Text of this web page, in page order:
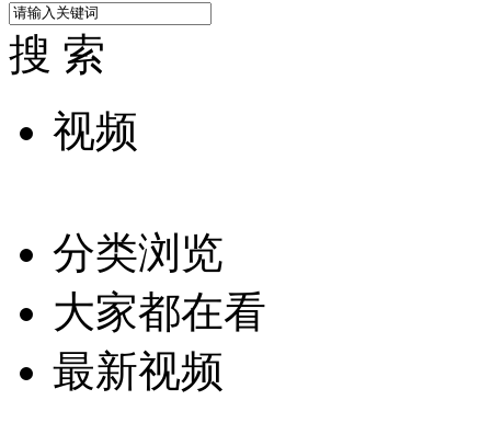
搜 索
视频
分类浏览
大家都在看
最新视频